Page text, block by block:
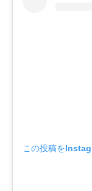
この投稿を